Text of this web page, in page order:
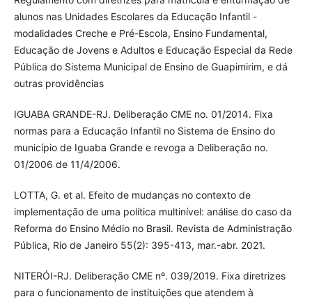
alunos nas Unidades Escolares da Educação Infantil -
modalidades Creche e Pré-Escola, Ensino Fundamental,
Educação de Jovens e Adultos e Educação Especial da Rede
Pública do Sistema Municipal de Ensino de Guapimirim, e dá
outras providências
IGUABA GRANDE-RJ. Deliberação CME no. 01/2014. Fixa
normas para a Educação Infantil no Sistema de Ensino do
município de Iguaba Grande e revoga a Deliberação no.
01/2006 de 11/4/2006.
LOTTA, G. et al. Efeito de mudanças no contexto de
implementação de uma política multinível: análise do caso da
Reforma do Ensino Médio no Brasil. Revista de Administração
Pública, Rio de Janeiro 55(2): 395-413, mar.-abr. 2021.
NITERÓI-RJ. Deliberação CME nº. 039/2019. Fixa diretrizes
para o funcionamento de instituições que atendem à